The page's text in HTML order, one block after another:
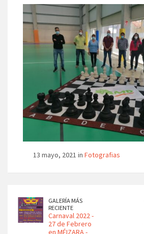
13 mayo, 2021 in Fotografias
GALERÍA MÁS
RECIENTE
Carnaval 2022 -
27 de Febrero
en MÉIZARA -